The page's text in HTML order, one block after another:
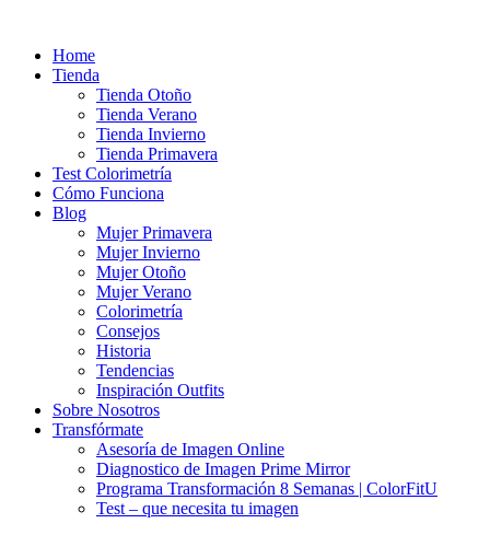
contenidoHome
Tienda
Tienda Otoño
Tienda Verano
Tienda Invierno
Tienda Primavera
Test Colorimetría
Cómo Funciona
Blog
Mujer Primavera
Mujer Invierno
Mujer Otoño
Mujer Verano
Colorimetría
Consejos
Historia
Tendencias
Inspiración Outfits
Sobre Nosotros
Transfórmate
Asesoría de Imagen Online
Diagnostico de Imagen Prime Mirror
Programa Transformación 8 Semanas | ColorFitU
Test – que necesita tu imagen